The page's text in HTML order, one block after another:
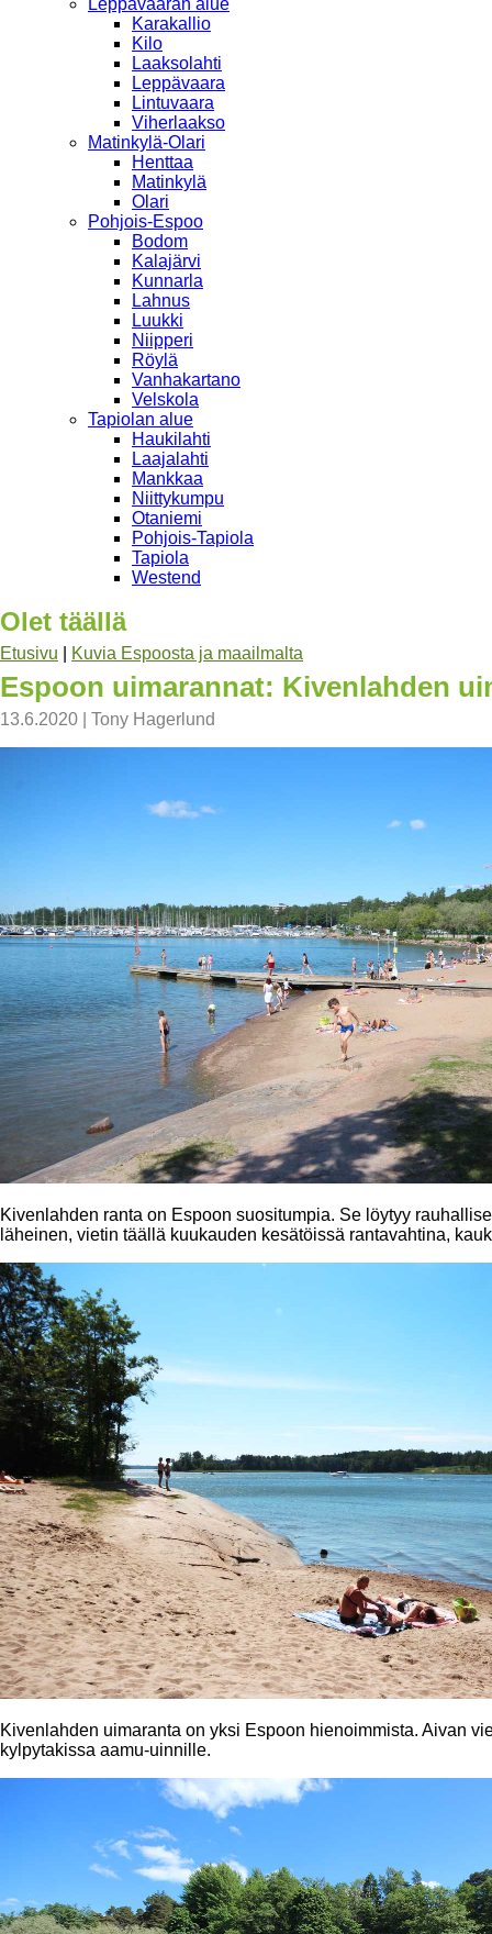
Karakallio
Kilo
Laaksolahti
Leppävaara
Lintuvaara
Viherlaakso
Matinkylä-Olari
Henttaa
Matinkylä
Olari
Pohjois-Espoo
Bodom
Kalajärvi
Kunnarla
Lahnus
Luukki
Niipperi
Röylä
Vanhakartano
Velskola
Tapiolan alue
Haukilahti
Laajalahti
Mankkaa
Niittykumpu
Otaniemi
Pohjois-Tapiola
Tapiola
Westend
Olet täällä
Etusivu Kuvia Espoosta ja maailmalta
Espoon uimarannat: Kivenlahden
13.6.2020 Tony Hagerlund
Kivenlahden ranta on Espoon suositumpia. Se löytyy
läheinen, vietin täällä kuukauden kesätöissä rantavahtina,
Kivenlahden uimaranta on yksi Espoon hienoimmista. Aivan
kylpytakissa aamu-uinnille.